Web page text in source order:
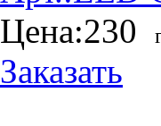
Цена:230
Заказать